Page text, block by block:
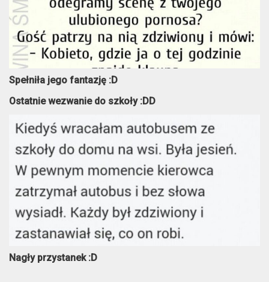
Spełniła jego fantazję :D
Ostatnie wezwanie do szkoły :DD
Nagły przystanek :D